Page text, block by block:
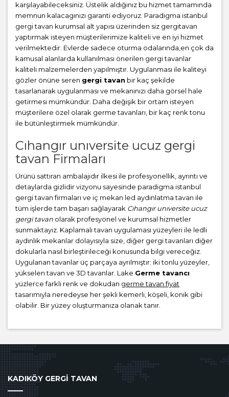
karşılayabileceksiniz. Üstelik aldığınız bu hizmet tamamında
memnun kalacagınızı garanti ediyoruz. Paradigma istanbul
gergi tavan kurumsal alt yapısı üzerinden siz gergitavan
yaptırmak isteyen müşterilerimize kaliteli ve en iyi hizmet
verilmektedir. Evlerde sadece oturma odalarında,en çok da
kamusal alanlarda kullanılması önerilen gergi tavanlar
kaliteli malzemelerden yapılmıştır. Uygulanması ile kaliteyi
gözler önüne seren gergi tavan bir kaç şekilde
tasarlanarak uygulanması ve mekanınızı daha görsel hale
getirmesi mümkündür. Daha değişik bir ortam isteyen
müşterilere özel olarak germe tavanları, bir kaç renk tonu
ile bütünleştirmek mümkündür.
Cıhangır unıversite ucuz gergi
tavan Firmaları
Ürünü sattıran ambalajıdır ilkesi ile profesyonellik, ayrıntı ve
detaylarda gizlidir vizyonu sayesinde paradigma istanbul
gergi tavan firmaları ve iç mekan led aydınlatma tavan ile
tüm işlerde tam başarı sağlayarak Cıhangır unıversite ucuz
gergi tavan olarak profesyonel ve kurumsal hizmetler
sunmaktayız. Kaplamalı tavan uygulaması yüzeyleri ile ledli
aydınlık mekanlar dolayısıyla size, diğer gergi tavanları diğer
dokularla nasıl birleştirileceği konusunda bilgi vereceğiz.
Uygulanan tavanlar üç parçaya ayrılmıştır: iki tonlu yüzeyler,
yükselen tavan ve 3D tavanlar. Lake Germe tavancı
yüzlerce farklı renk ve dokudan germe tavan fiyat
tasarımıyla neredeyse her şekli kemerli, köşeli, konik gibi
olabilir. Bir yüzey oluşturmanıza olanak tanır.
KADIKÖY GERGİ TAVAN